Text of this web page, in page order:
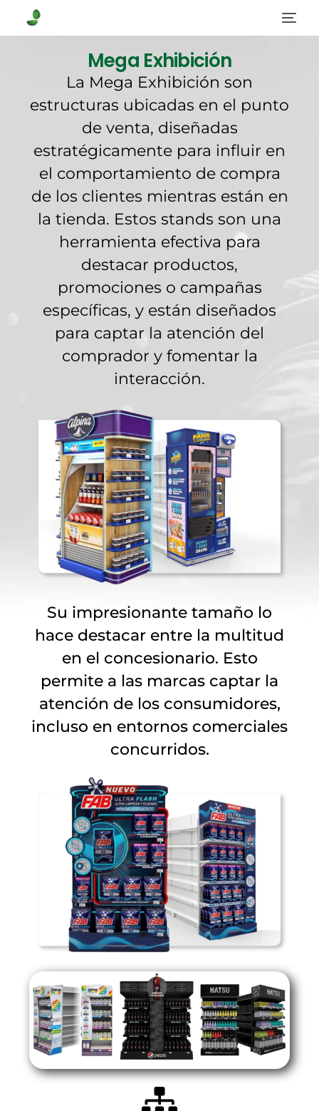
Mega Exhibición
La Mega Exhibición son
estructuras ubicadas en el punto
de venta, diseñadas
estratégicamente para influir en
el comportamiento de compra
de los clientes mientras están en
la tienda. Estos stands son una
herramienta efectiva para
destacar productos,
promociones o campañas
específicas, y están diseñados
para captar la atención del
comprador y fomentar la
interacción.
Su impresionante tamaño lo
hace destacar entre la multitud
en el concesionario. Esto
permite a las marcas captar la
atención de los consumidores,
incluso en entornos comerciales
concurridos.